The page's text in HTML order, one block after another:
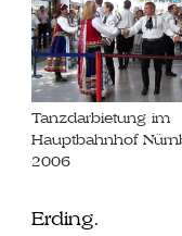
Tanzdarbietung im
Hauptbahnhof
2006
Erding.